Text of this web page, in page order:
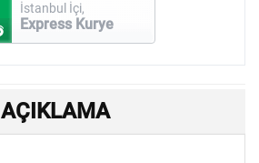
İstanbul İçi,
Express Kurye
AÇIKLAMA